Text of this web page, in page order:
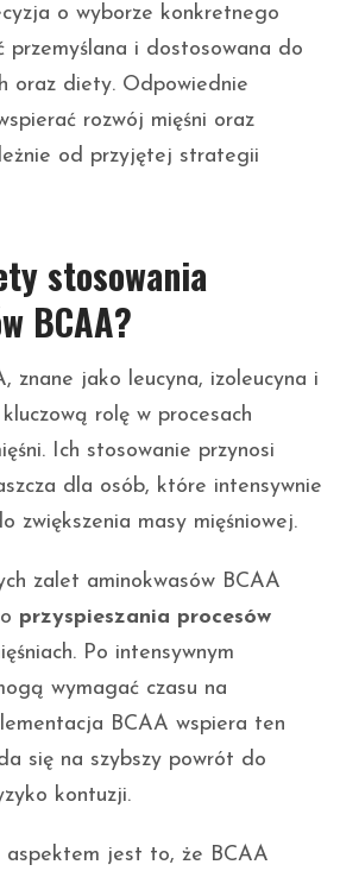
o wyborze konkretnego
przemyślana i dostosowana do
oraz diety. Odpowiednie
rozwój mięśni oraz
od przyjętej strategii
stosowania
BCAA?
znane jako leucyna, izoleucyna i
rolę w procesach
Ich stosowanie przynosi
dla osób, które intensywnie
zwiększenia masy mięśniowej.
zalet aminokwasów BCAA
przyspieszania procesów
Po intensywnym
wymagać czasu na
BCAA wspiera ten
się na szybszy powrót do
kontuzji.
aspektem jest to, że BCAA